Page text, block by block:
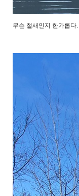
무슨 철새인지 한가롭다.